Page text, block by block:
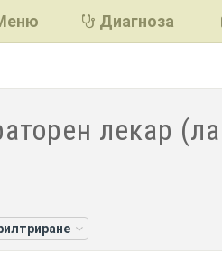
Диагноза
лекар